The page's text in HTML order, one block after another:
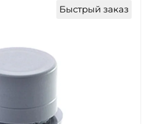
Быстрый заказ